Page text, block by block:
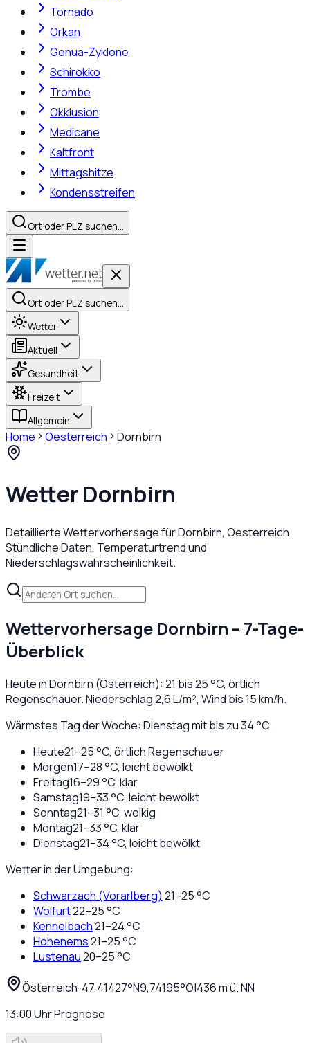
Tornado
Orkan
Genua-Zyklone
Schirokko
Trombe
Okklusion
Medicane
Kaltfront
Mittagshitze
Kondensstreifen
Ort oder PLZ suchen…
Ort oder PLZ suchen…
Wetter
Aktuell
Gesundheit
Freizeit
Allgemein
Home Oesterreich Dornbirn
WetterDornbirn
Detaillierte Wettervorhersage fürDornbirn, Oesterreich.
Stündliche Daten, Temperaturtrend und
Niederschlagswahrscheinlichkeit.
Wettervorhersage Dornbirn – 7-Tage-
Überblick
Heute inDornbirn (Österreich): 21 bis25°C, örtlich
Regenschauer. Niederschlag2,6L/m², Wind bis15km/h.
Wärmstes Tag der Woche: Dienstag mit bis zu 34 °C.
Heute21–25°C, örtlich Regenschauer
Morgen17–28°C, leicht bewölkt
Freitag16–29°C, klar
Samstag19–33°C, leicht bewölkt
Sonntag21–31 °C, wolkig
Montag21–33°C, klar
Dienstag21–34°C, leicht bewölkt
Wetter in der Umgebung:
Schwarzach (Vorarlberg) 21–25°C
Wolfurt22–25°C
Kennelbach21–24°C
Hohenems21–25°C
Lustenau20–25°C
Österreich··47,41427°N9,74195°O|436m ü. NN
13:00UhrPrognose